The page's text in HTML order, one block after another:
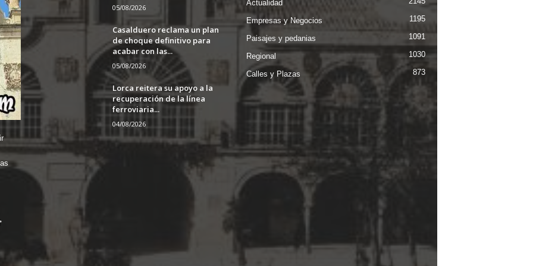
05/08/2026
Casalduero reclama un plan
de choque definitivo para
acabar con las...
05/08/2026
Lorca reitera su apoyo a la
recuperación de la línea
ferroviaria...
04/08/2026
Actualidad
Empresas y Negocios 1195
Paisajes y pedanias 1091
Regional 1030
Calles y Plazas 873